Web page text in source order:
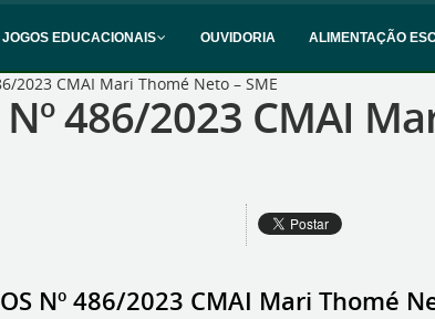
JOGOS EDUCACIONAIS OUVIDORIA ALIMENTAÇÃO
2023 CMAI Mari Thomé Neto – SME
Nº 486/2023 CMAI
Nº 486/2023 CMAI Mari Thomé